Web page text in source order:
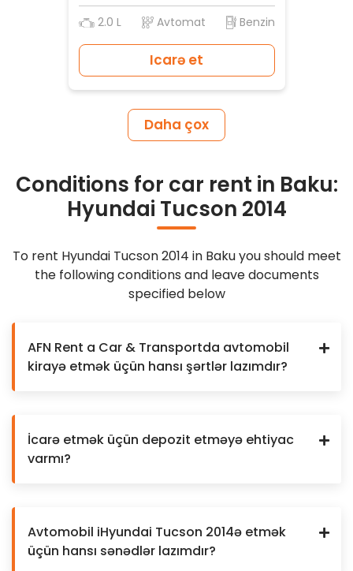
Daha çox
2.0 L Avtomat Benzin
Icarə et
Conditions for car rent in Baku:
Hyundai Tucson 2014
To rent Hyundai Tucson 2014 in Baku you should meet
the following conditions and leave documents
specified below
AFN Rent a Car & Transportda avtomobil
kirayə etmək üçün hansı şərtlər lazımdır?
İcarə etmək üçün depozit etməyə ehtiyac
varmı?
Avtomobil iHyundai Tucson 2014ə etmək
üçün hansı sənədlər lazımdır?